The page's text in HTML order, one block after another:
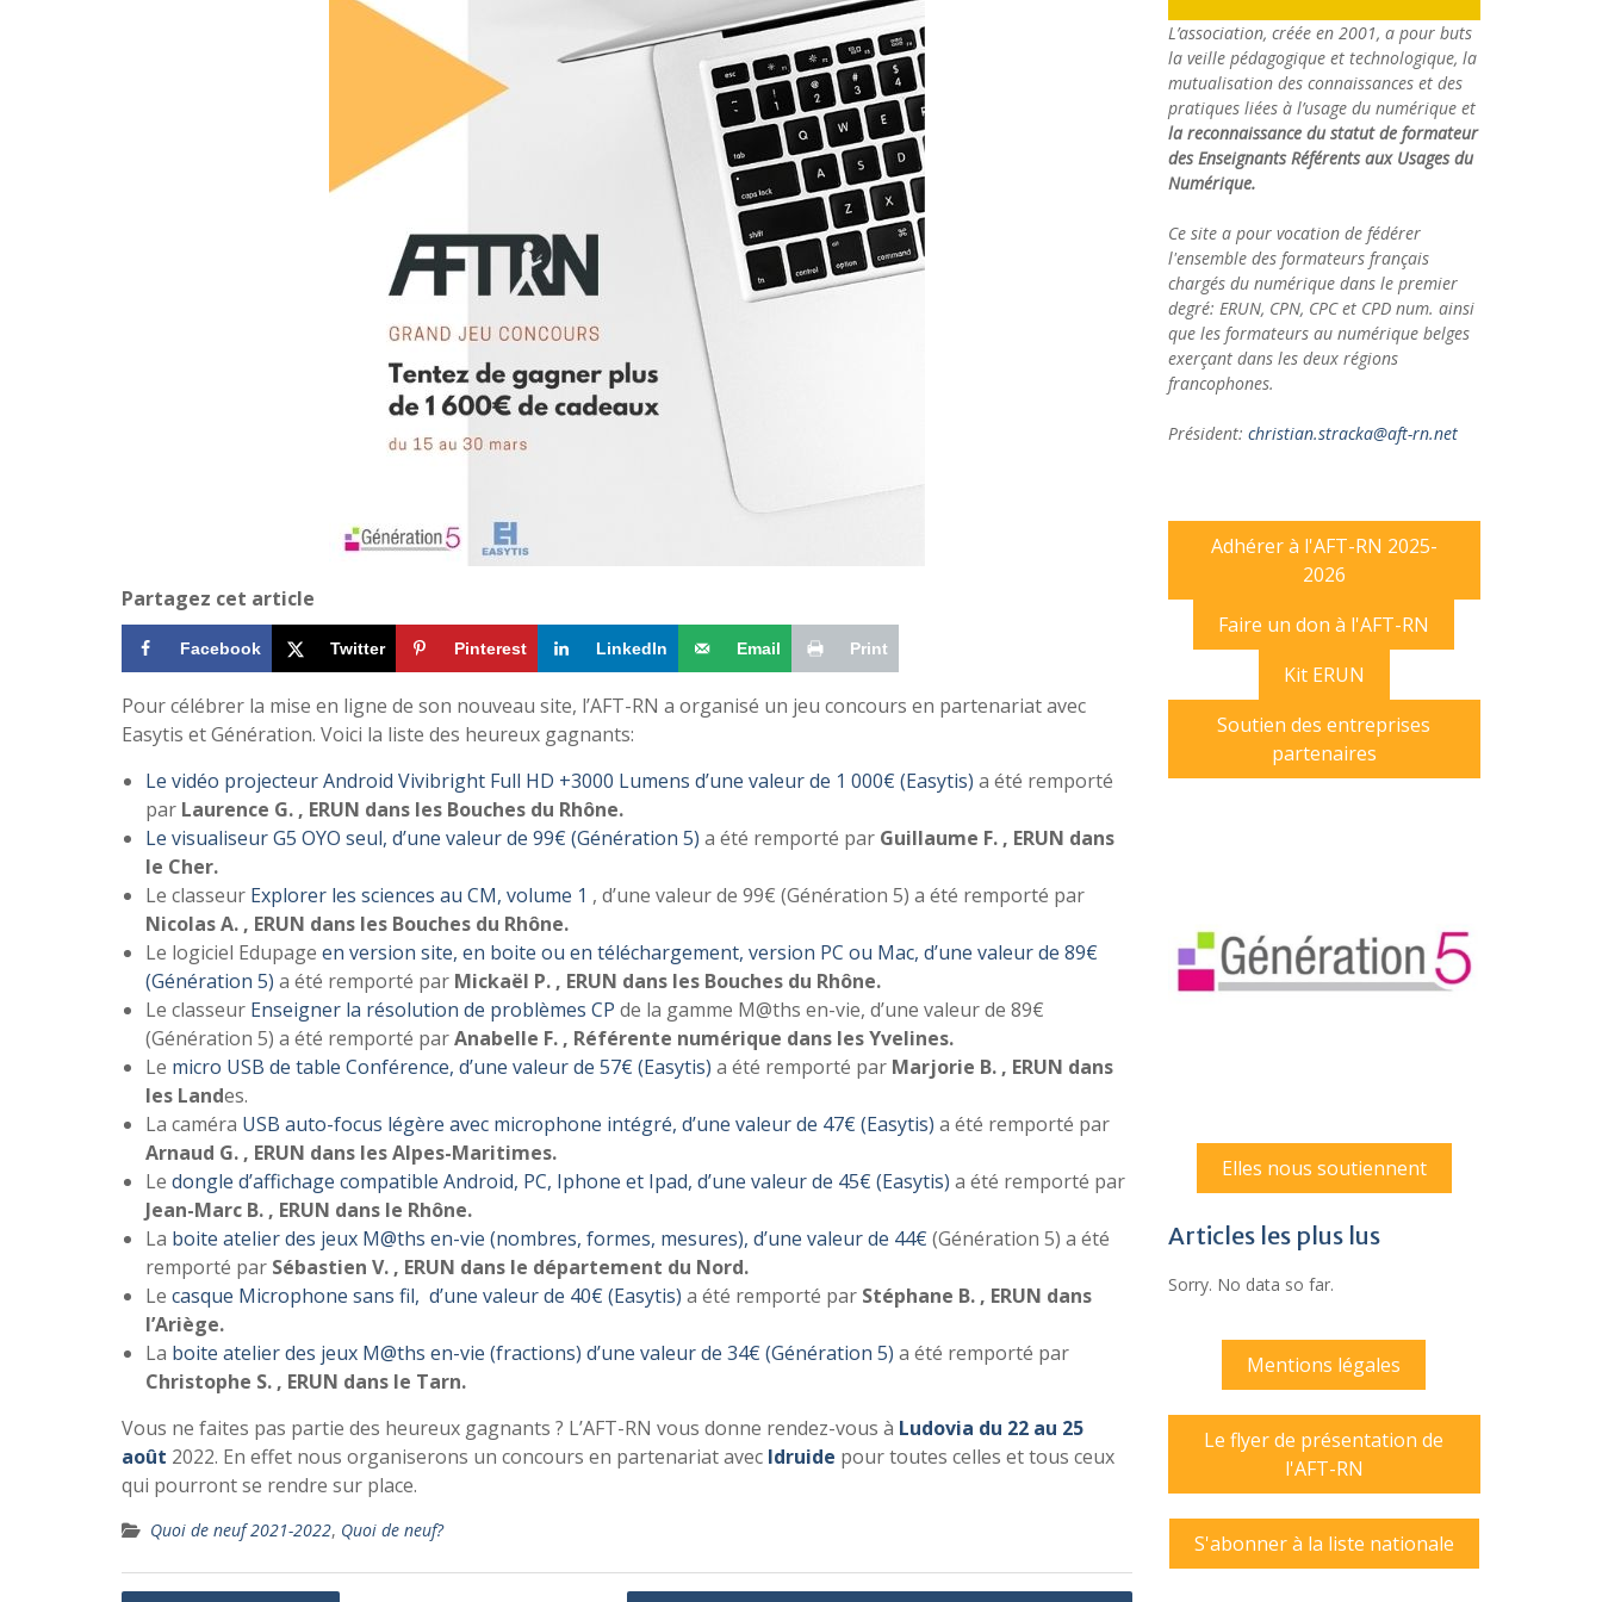
Partagez cet article
Facebook Twitter Pinterest LinkedIn Email Print
Pour célébrer la mise en ligne de son nouveau site, l’AFT-RN a organisé un jeu concours en partenariat avec
Easytis et Génération. Voici la liste des heureux gagnants:
Le vidéo projecteur Android Vivibright Full HD +3000 Lumens d’une valeur de 1 000€ (Easytis) a été remporté
par Laurence G. , ERUN dans les Bouches du Rhône.
Le visualiseur G5 OYO seul, d’une valeur de 99€ (Génération 5) a été remporté par Guillaume F. , ERUN dans
le Cher.
Le classeur Explorer les sciences au CM, volume 1 , d’une valeur de 99€ (Génération 5) a été remporté par
Nicolas A. , ERUN dans les Bouches du Rhône.
Le logiciel Edupage en version site, en boite ou en téléchargement, version PC ou Mac, d’une valeur de 89€
(Génération 5) a été remporté par Mickaël P. , ERUN dans les Bouches du Rhône.
Le classeur Enseigner la résolution de problèmes CP de la gamme M@ths en-vie, d’une valeur de 89€
(Génération 5) a été remporté parAnabelle F. , Référente numérique dans les Yvelines.
Le micro USB de table Conférence, d’une valeur de 57€ (Easytis) a été remporté par Marjorie B. , ERUN dans
les Landes.
La caméra USB auto-focus légère avec microphone intégré, d’une valeur de 47€ (Easytis) a été remporté par
Arnaud G. , ERUN dans les Alpes-Maritimes.
Le dongle d’affichage compatible Android, PC, Iphone et Ipad, d’une valeur de 45€ (Easytis) a été remporté par
Jean-Marc B. , ERUN dans le Rhône.
La boite atelier des jeux M@ths en-vie (nombres, formes, mesures), d’une valeur de 44€ (Génération 5) a été
remporté par Sébastien V. , ERUN dans le département du Nord.
Le casque Microphone sans fil, d’une valeur de 40€ (Easytis) a été remporté par Stéphane B. , ERUN dans
l’Ariège.
La boite atelier des jeux M@ths en-vie (fractions) d’une valeur de 34€ (Génération 5) a été remporté par
Christophe S. , ERUN dans le Tarn.
Vous ne faites pas partie des heureux gagnants ? L’AFT-RN vous donne rendez-vous à Ludovia du 22 au 25
août 2022. En effet nous organiserons un concours en partenariat avec Idruide pour toutes celles et tous ceux
qui pourront se rendre sur place.
Quoi de neuf 2021-2022, Quoi de neuf?
L’association, créée en 2001, a pour buts
la veille pédagogique et technologique, la
mutualisation des connaissances et des
pratiques liées à l’usage du numérique et
la reconnaissance du statut de formateur
des Enseignants Référents aux Usages du
Numérique.
Ce site a pour vocation de fédérer
l'ensemble des formateurs français
chargés du numérique dans le premier
degré: ERUN, CPN, CPC et CPD num. ainsi
que les formateurs au numérique belges
exerçant dans les deux régions
francophones.
Président: christian.stracka@aft-rn.net
Adhérer à l'AFT-RN 2025-
2026
Faire un don à l'AFT-RN
Kit ERUN
Soutien des entreprises
partenaires
Elles nous soutiennent
Articles les plus lus
Sorry. No data so far.
Mentions légales
Le flyer de présentation de
l'AFT-RN
S'abonner à la liste nationale